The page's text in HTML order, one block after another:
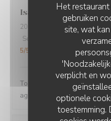
Het
gebruiken
site, wat
verplicht en
optionele
toestemming.
Isabelle
2026-08-05
- 12:00 - Gasten 3
Service
Atmosfeer:5/5
5/5
Toujours aussi bon, et
agréables